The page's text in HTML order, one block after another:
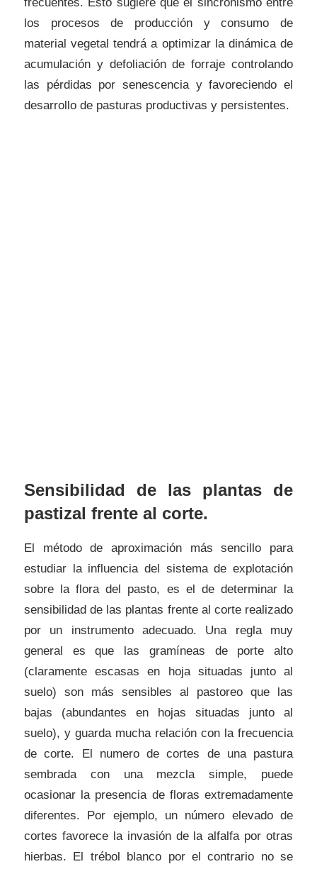
los procesos de producción y consumo de
material vegetal tendrá a optimizar la dinámica de
acumulación y defoliación de forraje controlando
las pérdidas por senescencia y favoreciendo el
desarrollo de pasturas productivas y persistentes.
Sensibilidad de las plantas de
pastizal frente al corte.
El método de aproximación más sencillo para
estudiar la influencia del sistema de explotación
sobre la flora del pasto, es el de determinar la
sensibilidad de las plantas frente al corte realizado
por un instrumento adecuado. Una regla muy
general es que las gramíneas de porte alto
(claramente escasas en hoja situadas junto al
suelo) son más sensibles al pastoreo que las
bajas (abundantes en hojas situadas junto al
suelo), y guarda mucha relación con la frecuencia
de corte. El numero de cortes de una pastura
sembrada con una mezcla simple, puede
ocasionar la presencia de floras extremadamente
diferentes. Por ejemplo, un número elevado de
cortes favorece la invasión de la alfalfa por otras
hierbas. El trébol blanco por el contrario no se